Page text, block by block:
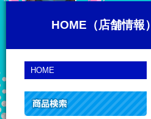
HOME（店舗情報）
HOME